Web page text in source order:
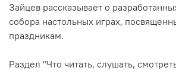
Зайцев рассказывает о
собора настольных играх,
праздникам.
Раздел "Что читать, слушать,